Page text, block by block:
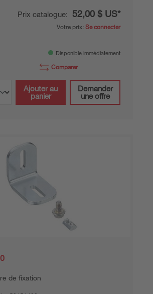
Prix catalogue: 52,00 $ US*
Votre prix: Se connecter
Disponible immédiatement
Comparer
Ajouter au
panier
Demander
une offre
de fixation